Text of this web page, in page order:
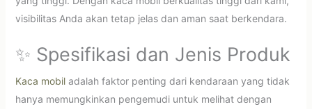
visibilitas Anda akan tetap jelas dan aman saat berkendara.
✨ Spesifikasi dan Jenis Produk
Kaca mobiladalah faktor penting dari kendaraan yang tidak
hanya memungkinkan pengemudi untuk melihat dengan